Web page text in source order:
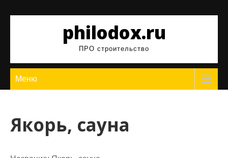
philodox.ru
ПРО строительство
Меню
Якорь, сауна